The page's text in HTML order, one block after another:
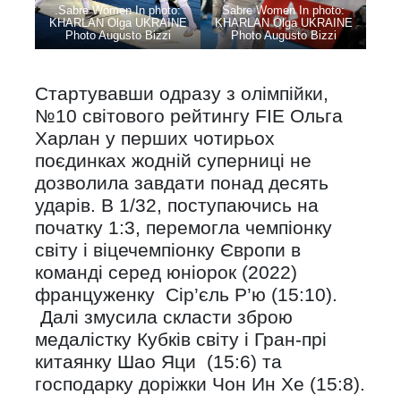
.Sabre Women In photo:
KHARLAN Olga UKRAINE
Photo Augusto Bizzi
Sabre Women In photo:
KHARLAN Olga UKRAINE
Photo Augusto Bizzi
Стартувавши одразу з олімпійки,
№10 світового рейтингу FIE Ольга
Харлан у перших чотирьох
поєдинках жодній суперниці не
дозволила завдати понад десять
ударів. В 1/32, поступаючись на
початку 1:3, перемогла чемпіонку
світу і віцечемпіонку Європи в
команді серед юніорок (2022)
француженку Сір’єль Р’ю (15:10).
Далі змусила скласти зброю
медалістку Кубків світу і Гран-прі
китаянку Шао Яци (15:6) та
господарку доріжки Чон Ин Хе (15:8).